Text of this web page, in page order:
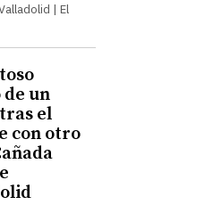
| El
un
el
con otro